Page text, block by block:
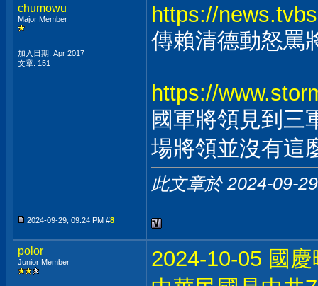
chumowu
Major Member
加入日期: Apr 2017
文章: 151
https://
傳賴清德動怒罵
https://
國軍將領見到三
場將領並沒有這
此文章於 2024-09-
2024-09-29, 09:24 PM #8
polor
Junior Member
2024-10-05 國